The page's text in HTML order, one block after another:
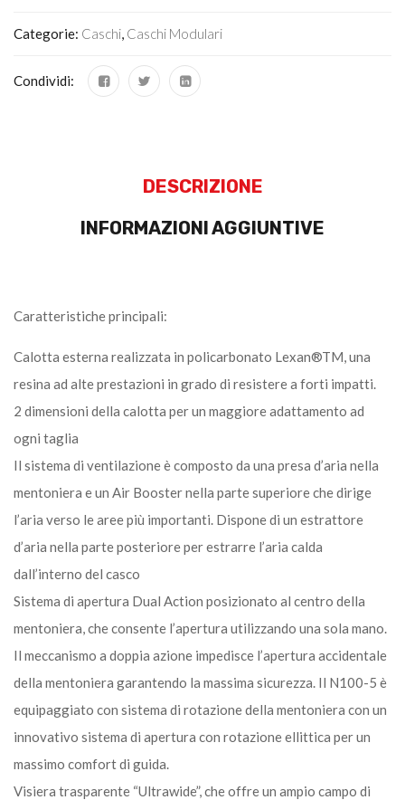
Categorie: Caschi, Caschi Modulari
Condividi:
DESCRIZIONE
INFORMAZIONI AGGIUNTIVE
Caratteristiche principali:
Calotta esterna realizzata in policarbonato Lexan®TM, una
resina ad alte prestazioni in grado di resistere a forti impatti.
2 dimensioni della calotta per un maggiore adattamento ad
ogni taglia
Il sistema di ventilazione è composto da una presa d’aria nella
mentoniera e un Air Booster nella parte superiore che dirige
l’aria verso le aree più importanti. Dispone di un estrattore
d’aria nella parte posteriore per estrarre l’aria calda
dall’interno del casco
Sistema di apertura Dual Action posizionato al centro della
mentoniera, che consente l’apertura utilizzando una sola mano.
Il meccanismo a doppia azione impedisce l’apertura accidentale
della mentoniera garantendo la massima sicurezza. Il N100-5 è
equipaggiato con sistema di rotazione della mentoniera con un
innovativo sistema di apertura con rotazione ellittica per un
massimo comfort di guida.
Visiera trasparente “Ultrawide”, che offre un ampio campo di